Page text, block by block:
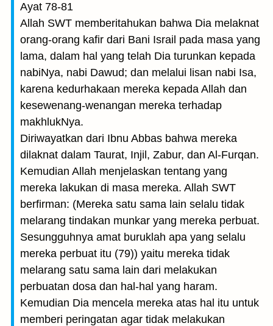
Ayat 78-81
Allah SWT memberitahukan bahwa Dia melaknat
orang-orang kafir dari Bani Israil pada masa yang
lama, dalam hal yang telah Dia turunkan kepada
nabiNya, nabi Dawud; dan melalui lisan nabi Isa,
karena kedurhakaan mereka kepada Allah dan
kesewenang-wenangan mereka terhadap
makhlukNya.
Diriwayatkan dari Ibnu Abbas bahwa mereka
dilaknat dalam Taurat, Injil, Zabur, dan Al-Furqan.
Kemudian Allah menjelaskan tentang yang
mereka lakukan di masa mereka. Allah SWT
berfirman: (Mereka satu sama lain selalu tidak
melarang tindakan munkar yang mereka perbuat.
Sesungguhnya amat buruklah apa yang selalu
mereka perbuat itu (79)) yaitu mereka tidak
melarang satu sama lain dari melakukan
perbuatan dosa dan hal-hal yang haram.
Kemudian Dia mencela mereka atas hal itu untuk
memberi peringatan agar tidak melakukan